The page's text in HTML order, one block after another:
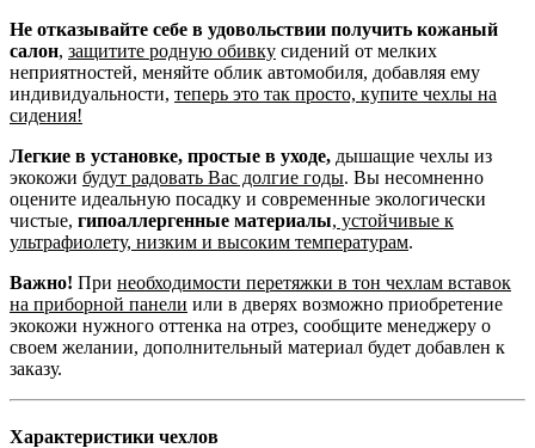
Не отказывайте себе в удовольствии получить кожаный
салон, защитите родную обивку сидений от мелких
неприятностей, меняйте облик автомобиля, добавляя ему
индивидуальности, теперь это так просто, купите чехлы на
сидения!
Легкие в установке, простые в уходе, дышащие чехлы из
экокожи будут радовать Вас долгие годы. Вы несомненно
оцените идеальную посадку и современные экологически
чистые, гипоаллергенные материалы, устойчивые к
ультрафиолету, низким и высоким температурам.
Важно! При необходимости перетяжки в тон чехлам вставок
на приборной панели или в дверях возможно приобретение
экокожи нужного оттенка на отрез, сообщите менеджеру о
своем желании, дополнительный материал будет добавлен к
заказу.
Характеристики чехлов